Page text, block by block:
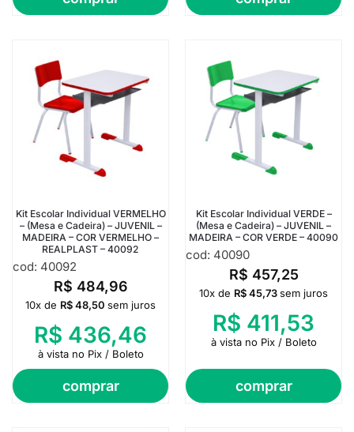
Kit Escolar Individual VERMELHO
– (Mesa e Cadeira) – JUVENIL –
MADEIRA – COR VERMELHO –
REALPLAST – 40092
cod: 40092
R$ 484,96
comprar
10x de R$48,50 sem juros
R$ 436,46
à vista no Pix / Boleto
Kit Escolar Individual VERDE –
(Mesa e Cadeira) – JUVENIL –
MADEIRA – COR VERDE – 40090
cod: 40090
R$ 457,25
comprar
10x de R$45,73sem juros
R$ 411,53
à vista no Pix / Boleto